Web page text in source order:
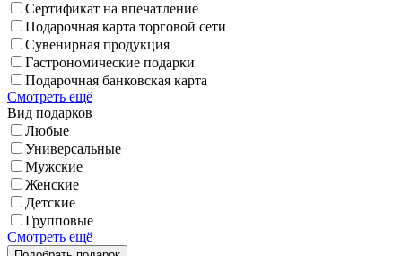
Сертификат на впечатление
Подарочная карта торговой сети
Сувенирная продукция
Гастрономические подарки
Подарочная банковская карта
Смотреть ещё
Вид подарков
Любые
Универсальные
Мужские
Женские
Детские
Групповые
Смотреть ещё